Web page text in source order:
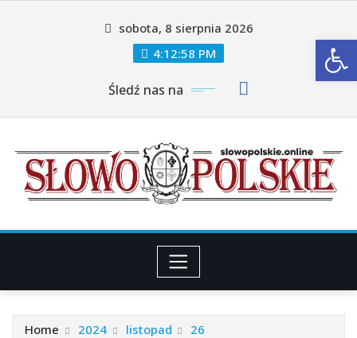
sobota, 8 sierpnia 2026
4:12:59 PM
Śledź nas na
Home 2024 listopad 26